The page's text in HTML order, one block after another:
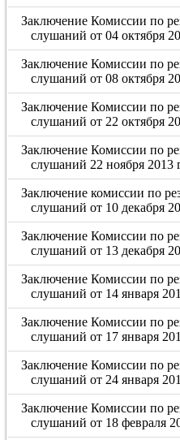
Заключение Комиссии по
слушаний от 04 октября
Заключение Комиссии по
слушаний от 08 октября
Заключение Комиссии по
слушаний от 22 октября
Заключение Комиссии по
слушаний 22 ноября 2013
Заключение комиссии по
слушаний от 10 декабря
Заключение Комиссии по
слушаний от 13 декабря
Заключение Комиссии по
слушаний от 14 января
Заключение Комиссии по
слушаний от 17 января
Заключение Комиссии по
слушаний от 24 января
Заключение Комиссии по
слушаний от 18 февраля